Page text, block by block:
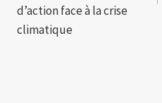
d’action face à la crise
climatique